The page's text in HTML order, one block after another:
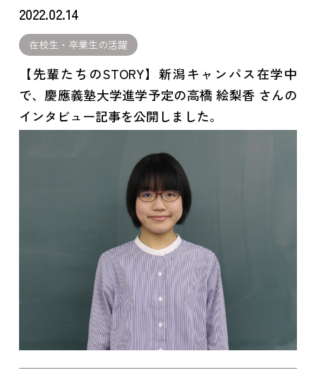
2022.02.14
在校生・卒業生の活躍
【先輩たちのSTORY】新潟キャンパス在学中
で、慶應義塾大学進学予定の高橋 絵梨香 さんの
インタビュー記事を公開しました。